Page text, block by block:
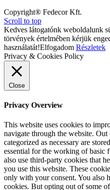
Copyright® Fedecor Kft.
Scroll to top
Kedves látogatónk weboldalunk
törvények értelmében kérjük
használatát!Elfogadom Részletek
Privacy & Cookies Policy
Close
Privacy Overview
This website uses cookies to
navigate through the website. Out
categorized as necessary are
essential for the working of basic
also use third-party cookies that
you use this website. These
only with your consent. You also
cookies. But opting out of some